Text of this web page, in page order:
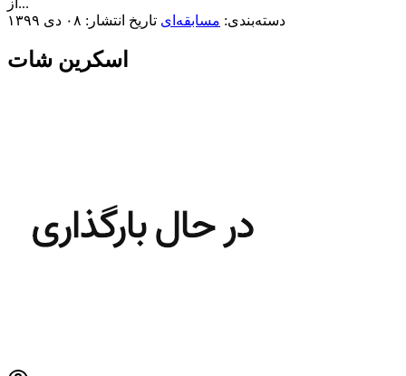
دسته‌بندی: مسابقه‌ای تاریخ انتشار: ۰۸ دی ۱۳۹۹
اسکرین شات